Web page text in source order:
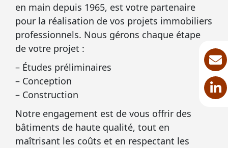
en main depuis 1965, est votre partenaire
pour la réalisation de vos projets immobiliers
professionnels. Nous gérons chaque étape
de votre projet :
– Études préliminaires
– Conception
– Construction
Notre engagement est de vous offrir des
bâtiments de haute qualité, tout en
maîtrisant les coûts et en respectant les